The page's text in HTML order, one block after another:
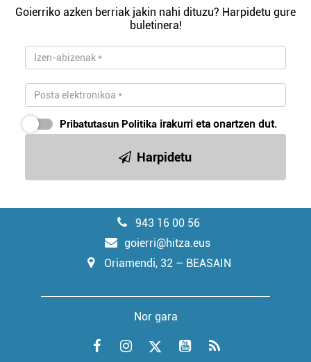
Goierriko azken berriak jakin nahi dituzu? Harpidetu gure
buletinera!
Pribatutasun Politika irakurri eta onartzen dut.
Harpidetu
943 16 00 56
goierri@hitza.eus
Oriamendi, 32 – BEASAIN
Nor gara